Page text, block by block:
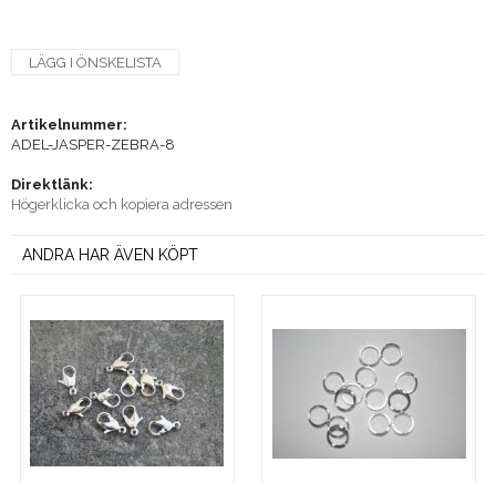
LÄGG I ÖNSKELISTA
Artikelnummer:
ADEL-JASPER-ZEBRA-8
Direktlänk:
Högerklicka och kopiera adressen
ANDRA HAR ÄVEN KÖPT